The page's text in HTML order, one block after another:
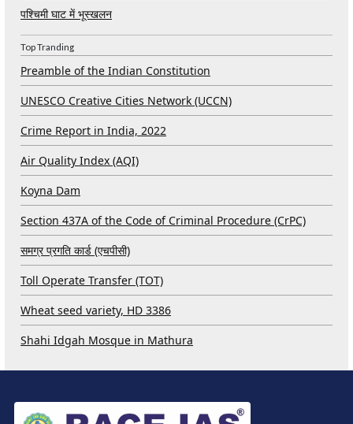
पश्चिमी घाट में भूस्खलन
Top Tranding
Preamble of the Indian Constitution
UNESCO Creative Cities Network (UCCN)
Crime Report in India, 2022
Air Quality Index (AQI)
Koyna Dam
Section 437A of the Code of Criminal Procedure (CrPC)
समग्र प्रगति कार्ड (एचपीसी)
Toll Operate Transfer (TOT)
Wheat seed variety, HD 3386
Shahi Idgah Mosque in Mathura